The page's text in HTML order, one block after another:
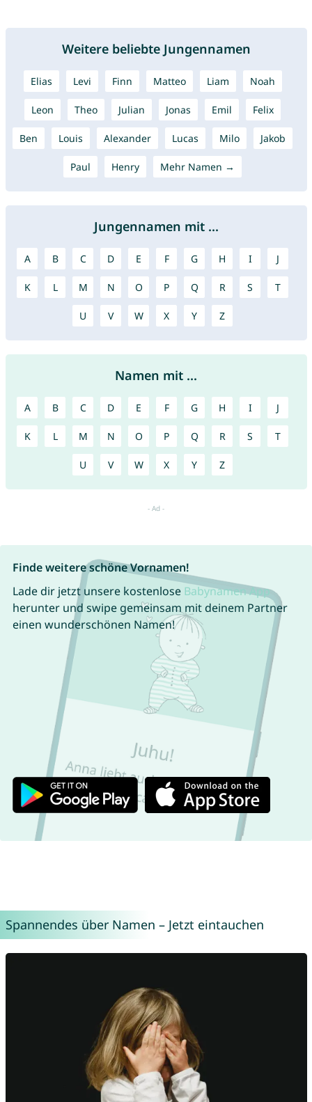
Weitere beliebte Jungennamen
Elias Levi Finn Matteo Liam Noah
Leon Theo Julian Jonas Emil Felix
Ben Louis Alexander Lucas Milo Jakob
Paul Henry Mehr Namen →
Jungennamen mit ...
A B C D E F G H I J
K L M N O P Q R S T
U V W X Y Z
Namen mit ...
A B C D E F G H I J
K L M N O P Q R S T
U V W X Y Z
Finde weitere schöne Vornamen!
Lade dir jetzt unsere kostenlose Babynamen App
herunter und swipe gemeinsam mit deinem Partner
einen wunderschönen Namen!
Spannendes über Namen – Jetzt eintauchen